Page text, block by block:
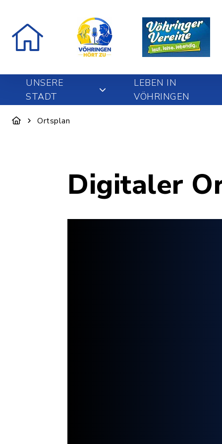
UNSERE
STADT
LEBEN IN
VÖHRINGEN
Ortsplan
Digitaler